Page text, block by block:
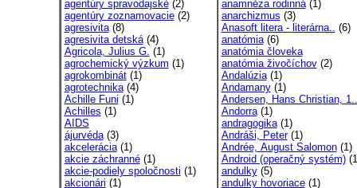
agentúry spravodajské(2)
agentúry zoznamovacie(2)
agresivita(8)
agresivita detská(4)
Agricola, Julius G. (1)
agrochemický výzkum (1)
agrokombinát(1)
agrotechnika(4)
Achille Funi (1)
Achilles (1)
AIDS
ájurvéda(3)
akcelerácia(1)
akcie záchranné(1)
akcie-podiely spoločnosti (1)
akcionári (1)
anamnéza rodinná(1)
anarchizmus (3)
Anasoft litera - literárna.. (6)
anatómia(6)
anatómia človeka
anatómia živočíchov(2)
Andalúzia(1)
Andamany(1)
Andersen, Hans Christian, 1..
Andorra(1)
andragogika(1)
Andráši, Peter(1)
Andrée, August Salomon(1)
Android (operačný systém)
andulky(5)
andulky hovoriace(1)